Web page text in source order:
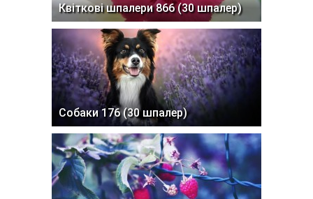
Квіткові шпалери 866 (30 шпалер)
Собаки 176 (30 шпалер)